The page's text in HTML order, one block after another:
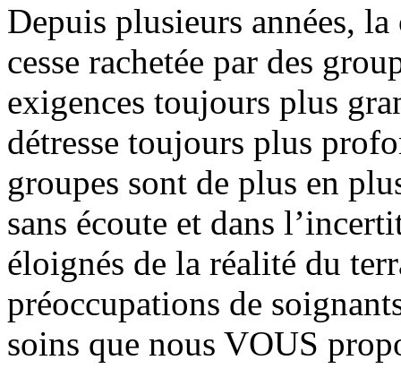
Depuis plusieurs années,
cesse rachetée par des
exigences toujours plus
détresse toujours plus
groupes sont de plus en
sans écoute et dans
éloignés de la réalité du
préoccupations de
soins que nous VOUS